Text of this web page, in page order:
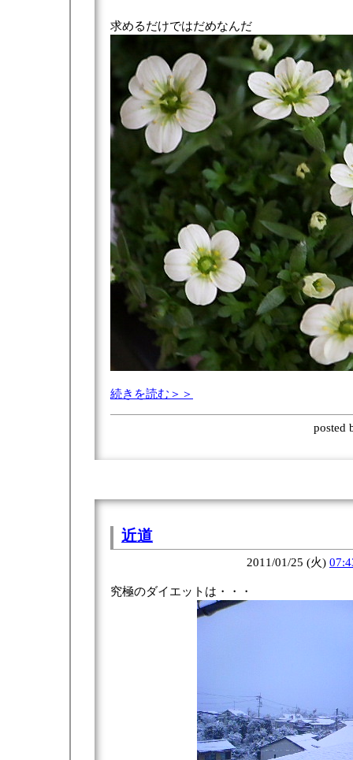
求めるだけではだめなんだ
続きを読む＞＞
posted
近道
2011/01/25 (火)
究極のダイエットは・・・